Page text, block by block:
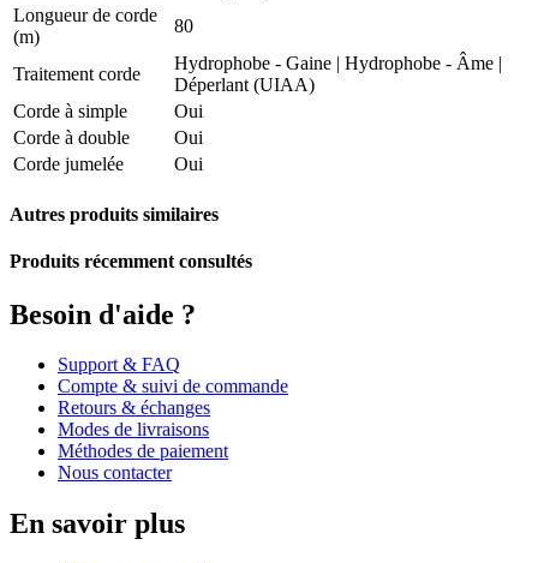
Longueur de corde
(m)
80
Traitement corde
Hydrophobe - Gaine | Hydrophobe - Âme |
Déperlant (UIAA)
Corde à simple
Oui
Corde à double
Oui
Corde jumelée
Oui
Autres produits similaires
Produits récemment consultés
Besoin d'aide ?
Support & FAQ
Compte & suivi de commande
Retours & échanges
Modes de livraisons
Méthodes de paiement
Nous contacter
En savoir plus